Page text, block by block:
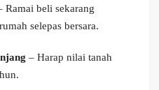
Ramai beli sekarang
selepas bersara.
– Harap nilai tanah